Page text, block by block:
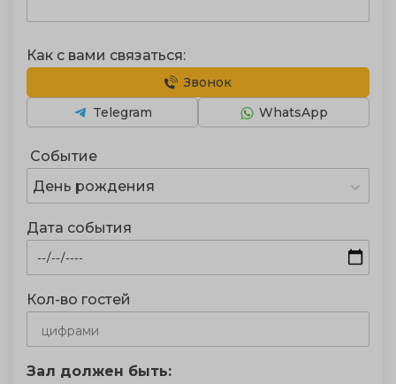
Событие
День рождения
Дата события
Кол-во гостей
Зал должен быть:
Как с вами связаться:
Звонок
WhatsApp
Telegram